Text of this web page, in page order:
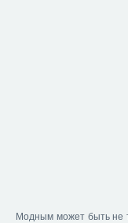
Модным может быть не